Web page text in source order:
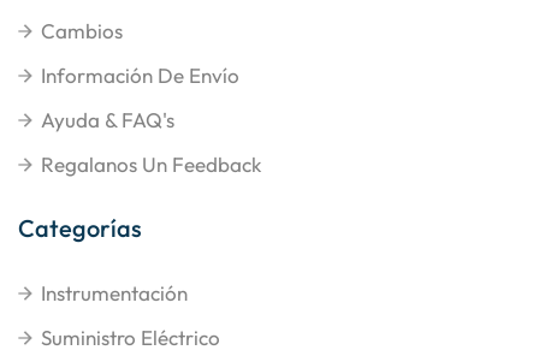
Cambios
Información De Envío
Ayuda & FAQ's
Regalanos Un Feedback
Categorías
Instrumentación
Suministro Eléctrico